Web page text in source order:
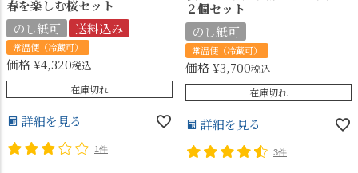
春を楽しむ桜セット
のし紙可
送料込み
常温便（冷蔵可）
価格¥4,320税込
在庫切れ
詳細を見る
1件
２個セット
のし紙可
常温便（冷蔵可）
価格¥3,700税込
在庫切れ
詳細を見る
3件